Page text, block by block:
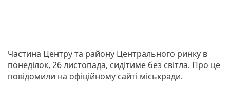
Частина Центру та району Центрального ринку в
понеділок, 26 листопада, сидітиме без світла. Про це
повідомили на офіційному сайті міськради.